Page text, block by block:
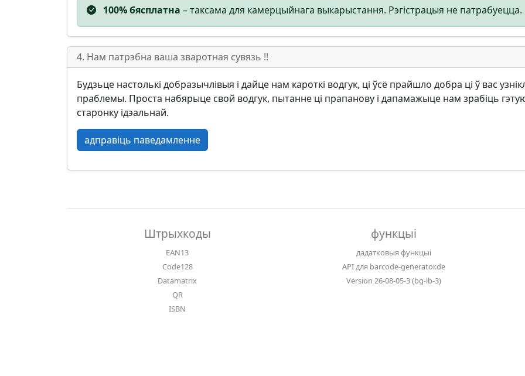
100% бясплатна – таксама для камерцыйнага выкарыстання. Рэгістрацыя не патрабуецца.
4. Нам патрэбна ваша зваротная сувязь !!
Будзьце настолькі добразычлівыя і дайце нам кароткі водгук, ці ўсё прайшло добра ці ў вас
праблемы. Проста набярыце свой водгук, пытанне ці прапанову і дапамажыце нам зрабіць
старонку ідэальнай.
адправіць паведамленне
Штрыхкоды
EAN13
Code128
Datamatrix
QR
ISBN
функцыі
дадатковыя функцыі
API для barcode-generator.de
Version 26-08-05-3 (bg-lb-3)